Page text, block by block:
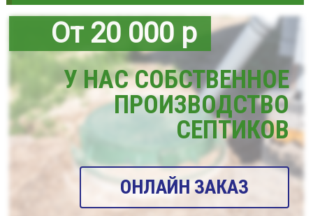
От 20 000 р
У НАС СОБСТВЕННОЕ
ПРОИЗВОДСТВО
СЕПТИКОВ
ОНЛАЙН ЗАКАЗ